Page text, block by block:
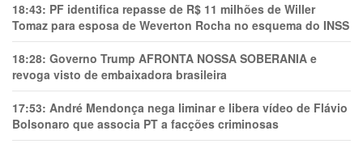
18:43: PF identifica repasse de R$ 11 milhões de Willer
Tomaz para esposa de Weverton Rocha no esquema do INSS
18:28: Governo Trump AFRONTA NOSSA SOBERANIA e
revoga visto de embaixadora brasileira
17:53: André Mendonça nega liminar e libera vídeo de Flávio
Bolsonaro que associa PT a facções criminosas